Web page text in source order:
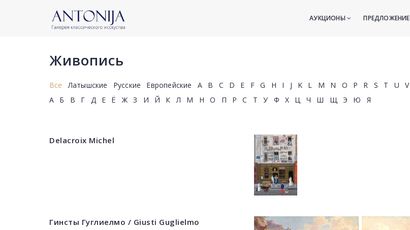
АУКЦИОНЫ ПРЕДЛОЖЕНИЕ
Живопись
Все Латышские Русские Европейские A B C D E F G H I J K L M N O P R S T U V
А
Б В Г Д Е Ё Ж З И Й К Л М Н О П Р С Т У Ф Х Ц Ч Ш Щ Э Ю Я
Delacroix Michel
Гинсты Гуглиелмо / Giusti Guglielmo